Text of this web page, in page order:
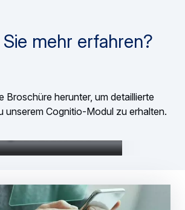
mehr erfahren?
Broschüre herunter, um detaillierte
unserem Cognitio-Modul zu erhalten.